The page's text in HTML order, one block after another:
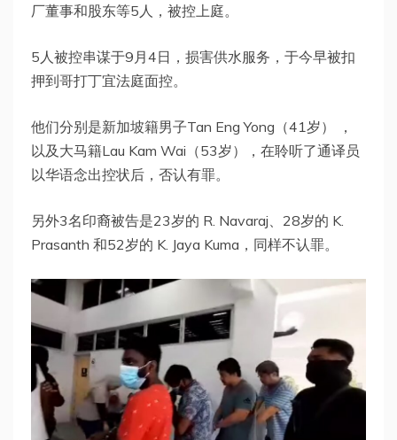
厂董事和股东等5人，被控上庭。
5人被控串谋于9月4日，损害供水服务，于今早被扣
押到哥打丁宜法庭面控。
他们分别是新加坡籍男子Tan Eng Yong（41岁） ，
以及大马籍Lau Kam Wai（53岁），在聆听了通译员
以华语念出控状后，否认有罪。
另外3名印裔被告是23岁的 R. Navaraj、28岁的 K.
Prasanth 和52岁的 K. Jaya Kuma，同样不认罪。